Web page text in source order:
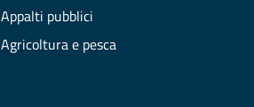
Appalti pubblici
Agricoltura e pesca